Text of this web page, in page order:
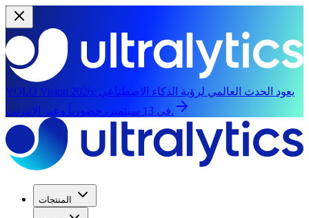
YOLO Vision 2026: يعود الحدث العالمي لرؤية الذكاء الاصطناعي
في 13 سبتمبر، حضورياً وعبر الإنترنت.
المنتجات